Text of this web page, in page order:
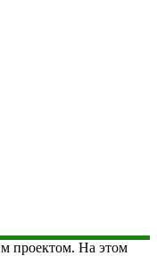
проектом. На этом